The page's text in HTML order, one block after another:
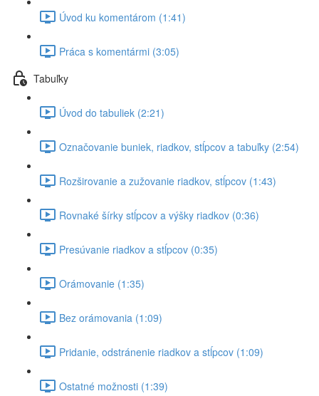
Úvod ku komentárom (1:41)
Práca s komentármi (3:05)
Tabuľky
Úvod do tabuliek (2:21)
Označovanie buniek, riadkov, stĺpcov a tabuľky (2:54)
Rozširovanie a zužovanie riadkov, stĺpcov (1:43)
Rovnaké šírky stĺpcov a výšky riadkov (0:36)
Presúvanie riadkov a stĺpcov (0:35)
Orámovanie (1:35)
Bez orámovania (1:09)
Pridanie, odstránenie riadkov a stĺpcov (1:09)
Ostatné možnosti (1:39)